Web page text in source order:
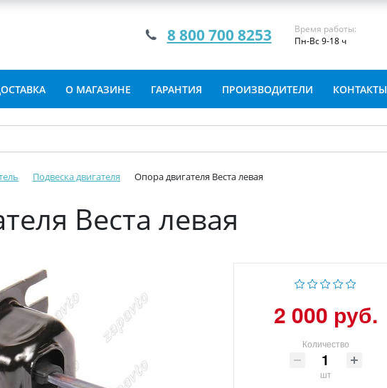
8 800 700 8253
Время работы:
Пн-Вс 9-18 ч
О МАГАЗИНЕ ГАРАНТИЯ ПРОИЗВОДИТЕЛИ КОНТАКТЫ
Подвеска двигателя Опора двигателя Веста левая
Веста левая
2 000 руб.
Количество
шт